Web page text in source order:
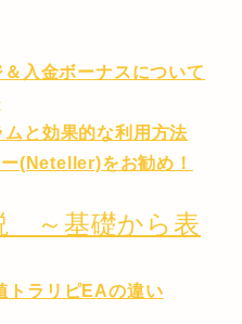
入金ボーナスについて
ムと効果的な利用方法
(Neteller)をお勧め！
～基礎から表
トラリピEAの違い